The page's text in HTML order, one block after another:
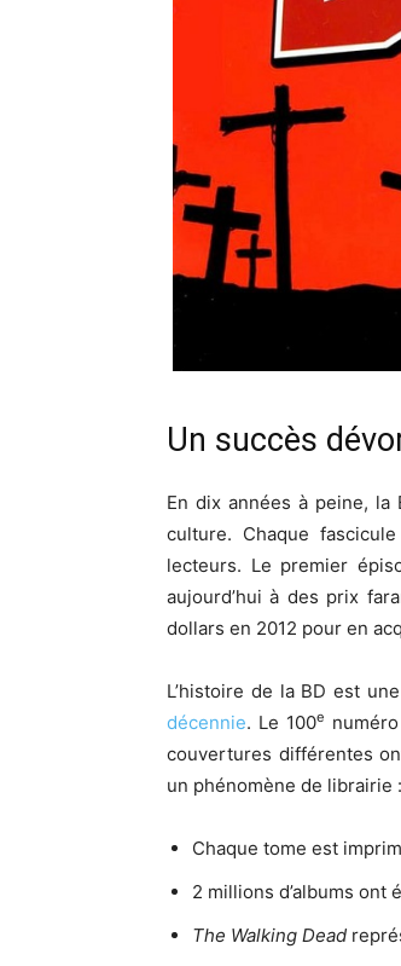
Un succès
En dix années à peine, la
culture. Chaque
lecteurs. Le premier
aujourd’hui à des prix
dollars en 2012 pour en
L’histoire de la BD est
décennie. Le 100e
couvertures différentes
un phénomène de librairie :
Chaque tome est
2 millions d’albums ont
The Walking Dead